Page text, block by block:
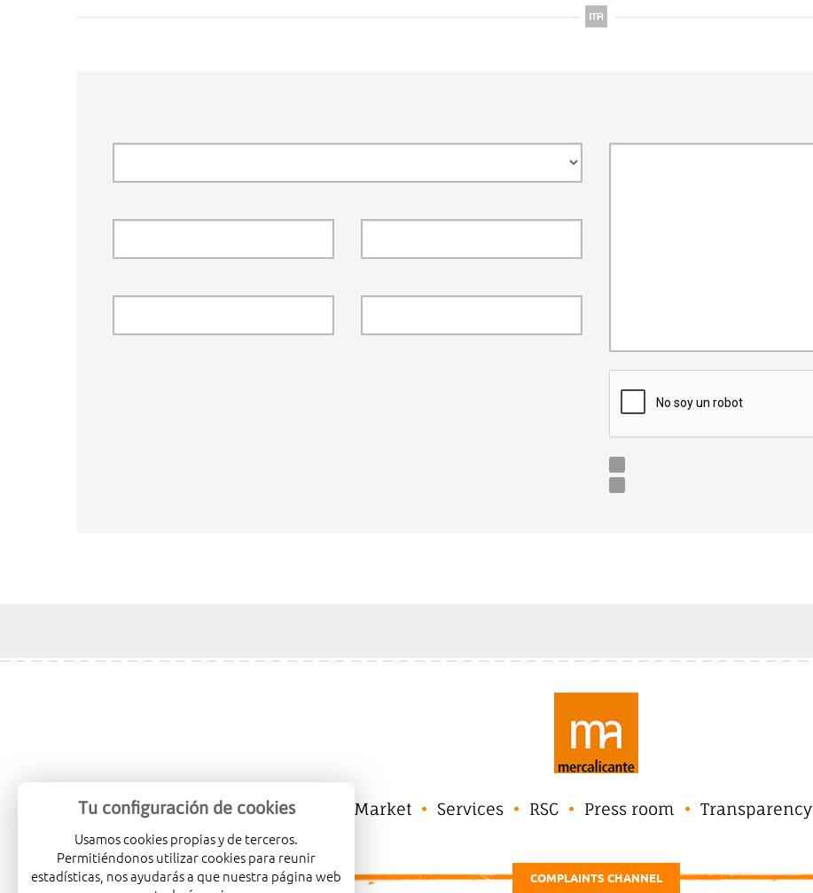
Mercalicante Company Market Services RSC Press room Transparency
COMPLAINTS CHANNEL
Tu configuración de cookies
Usamos cookies propias y de terceros.
Permitiéndonos utilizar cookies para reunir
estadísticas, nos ayudarás a que nuestra página web